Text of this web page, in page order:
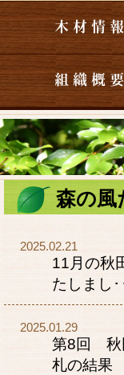
木 材 情 報
組 織 概 要
森の風
2025.02.21
11月の秋
たしまし･
2025.01.29
第8回 秋
札の結果